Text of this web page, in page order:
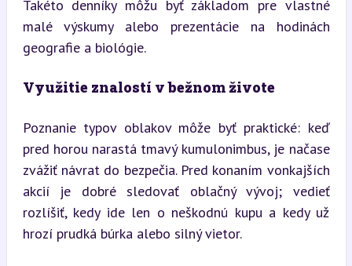
Takéto denníky môžu byť základom pre vlastné
malé výskumy alebo prezentácie na hodinách
geografie a biológie.
Využitie znalostí v bežnom živote
Poznanie typov oblakov môže byť praktické: keď
pred horou narastá tmavý kumulonimbus, je načase
zvážiť návrat do bezpečia. Pred konaním vonkajších
akcií je dobré sledovať oblačný vývoj; vedieť
rozlíšiť, kedy ide len o neškodnú kupu a kedy už
hrozí prudká búrka alebo silný vietor.